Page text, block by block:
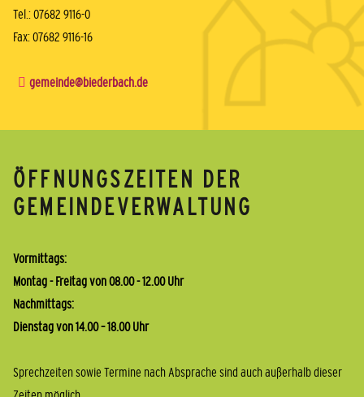
Tel.: 07682 9116-0
Fax: 07682 9116-16
gemeinde@biederbach.de
ÖFFNUNGSZEITEN DER
GEMEINDEVERWALTUNG
Vormittags:
Montag - Freitag von 08.00 - 12.00 Uhr
Nachmittags:
Dienstag von 14.00 – 18.00 Uhr
Sprechzeiten sowie Termine nach Absprache sind auch außerhalb dieser